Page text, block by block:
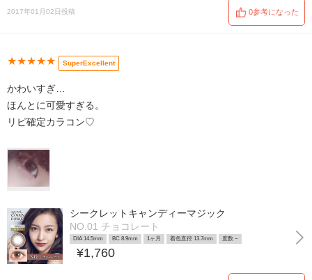
2017年01月02日投稿 0参考になった
★★★★★ SuperExcellent
かわいすぎ…
ほんとに可愛すぎる。
リピ確定カラコン♡
シークレットキャンディーマジック
NO.01 チョコレート
DIA 14.5mm BC 8.9mm 1ヶ月 着色直径 13.7mm 度数 ~
¥1,760